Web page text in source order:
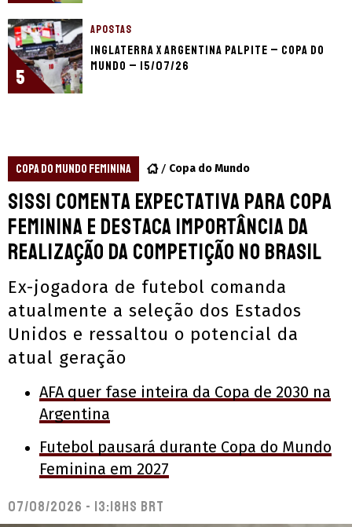
5
APOSTAS
Inglaterra x Argentina palpite – Copa do
Mundo – 15/07/26
COPA DO MUNDO FEMININA Copa do Mundo
Sissi comenta expectativa para Copa
Feminina e destaca importância da
realização da competição no Brasil
Ex-jogadora de futebol comanda
atualmente a seleção dos Estados
Unidos e ressaltou o potencial da
atual geração
AFA quer fase inteira da Copa de 2030 na
Argentina
Futebol pausará durante Copa do Mundo
Feminina em 2027
07/08/2026 - 13:18hs BRT